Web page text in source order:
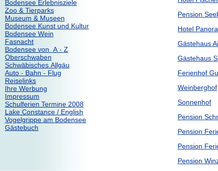
Bodensee Erlebnisziele
Zoo & Tierparks
Museum & Museen
Bodensee Kunst und Kultur
Bodensee Wein
Fasnacht
Bodensee von A - Z
Oberschwaben
Schwäbisches Allgäu
Auto - Bahn - Flug
Reiselinks
Ihre Werbung
Impressum
Schulferien Termine 2008
Lake Constance / English
Vogelgrippe am Bodensee
Gästebuch
Pension
Hotel
Gästehaus
Gästehaus
Ferienhof
Weinberghof
Sonnenhof
Pension
Pension
Pension
Pension